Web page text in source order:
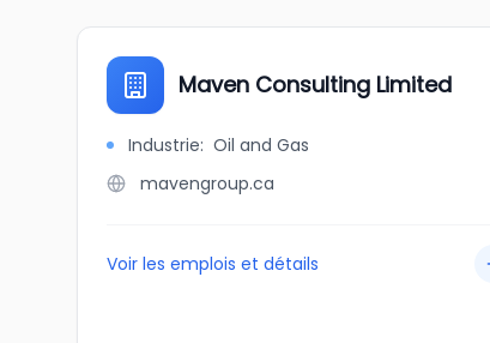
Maven Consulting Limited
Industrie: Oil and Gas
mavengroup.ca
Voir les emplois et détails